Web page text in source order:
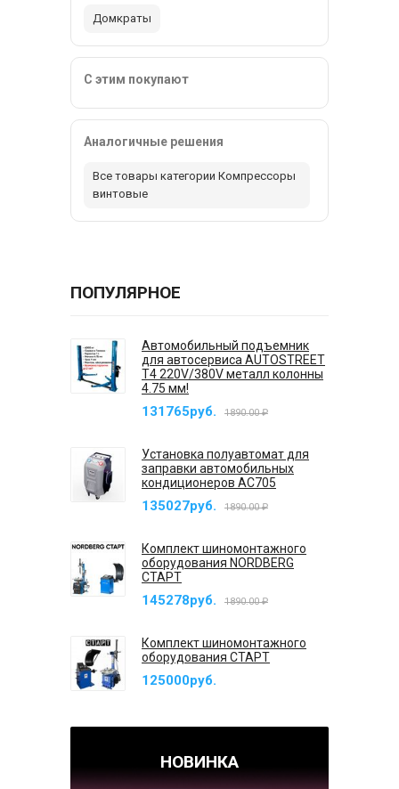
Домкраты
С этим покупают
Аналогичные решения
Все товары категории Компрессоры
винтовые
ПОПУЛЯРНОЕ
Автомобильный подъемник
для автосервиса AUTOSTREET
T4 220V/380V металл колонны
4.75 мм!
131765руб. 1890.00 ₽
Установка полуавтомат для
заправки автомобильных
кондиционеров AC705
135027руб. 1890.00 ₽
Комплект шиномонтажного
оборудования NORDBERG
СТАРТ
145278руб. 1890.00 ₽
Комплект шиномонтажного
оборудования СТАРТ
125000руб.
НОВИНКА